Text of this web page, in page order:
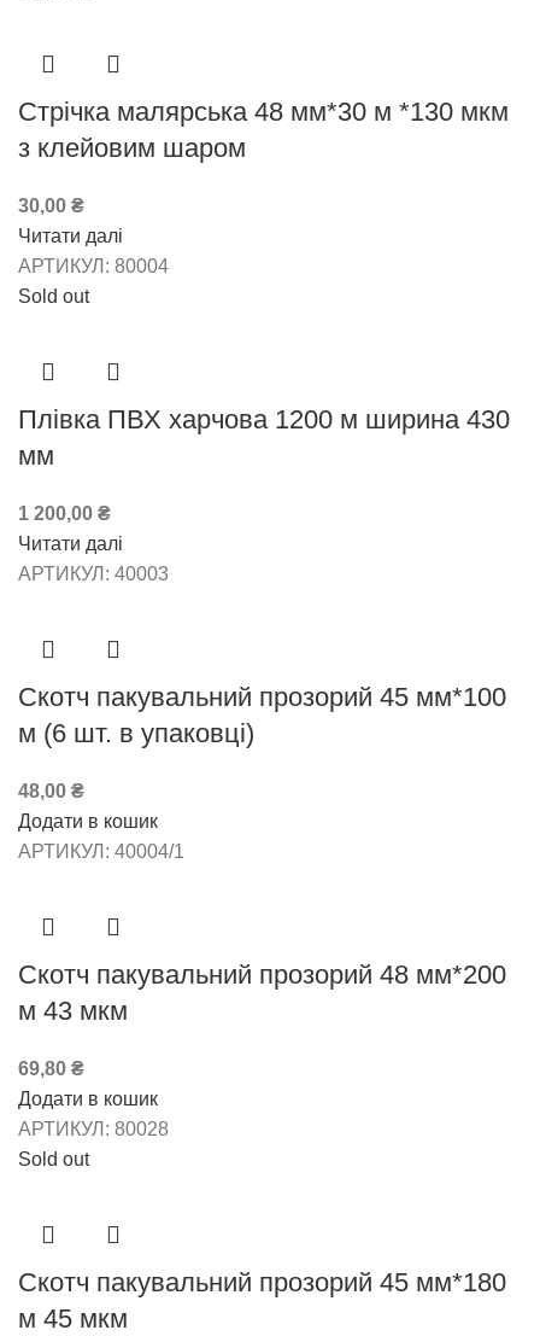
Стрічка малярська 48 мм*30 м *130 мкм
з клейовим шаром
30,00 ₴
Читати далі
АРТИКУЛ: 80004
Sold out
Плівка ПВХ харчова 1200 м ширина 430
мм
1 200,00 ₴
Читати далі
АРТИКУЛ: 40003
Скотч пакувальний прозорий 45 мм*100
м (6 шт. в упаковці)
48,00 ₴
Додати в кошик
АРТИКУЛ: 40004/1
Скотч пакувальний прозорий 48 мм*200
м 43 мкм
69,80 ₴
Додати в кошик
АРТИКУЛ: 80028
Sold out
Скотч пакувальний прозорий 45 мм*180
м 45 мкм